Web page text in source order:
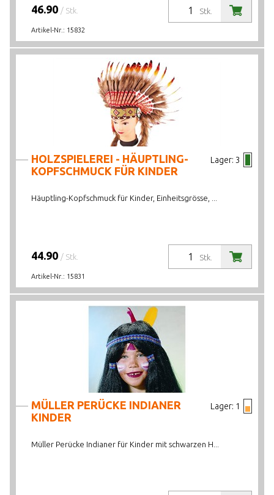
Stk.
46.90 / Stk.
Artikel-Nr.: 15832
Lager: 3
HOLZSPIELEREI - HÄUPTLING-
KOPFSCHMUCK FÜR KINDER
Häuptling-Kopfschmuck für Kinder, Einheitsgrösse, ...
Stk.
44.90 / Stk.
Artikel-Nr.: 15831
Lager: 1
MÜLLER PERÜCKE INDIANER
KINDER
Müller Perücke Indianer für Kinder mit schwarzen H...